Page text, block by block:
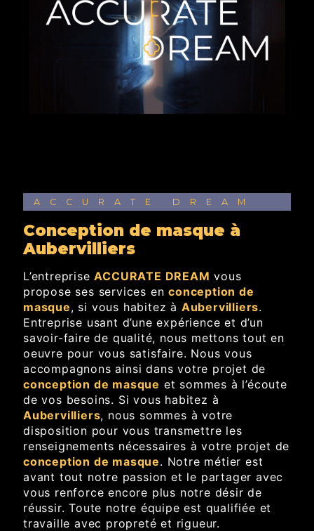
ACCURATE DREAM
conception de masque à
Aubervilliers
L’entrepriseACCURATE DREAM vous
propose ses services enconception de
masque, si vous habitez à Aubervilliers.
Entreprise usant d’une expérience et d’un
savoir-faire de qualité, nous mettons tout en
oeuvre pour vous satisfaire. Nous vous
accompagnons ainsi dans votre projet de
conception de masque et sommes à l’écoute
de vos besoins. Si vous habitez à
Aubervilliers, nous sommes à votre
disposition pour vous transmettre les
renseignements nécessaires à votre projet de
conception de masque. Notre métier est
avant tout notre passion et le partager avec
vous renforce encore plus notre désir de
réussir. Toute notre équipe est qualifiée et
travaille avec propreté et rigueur.